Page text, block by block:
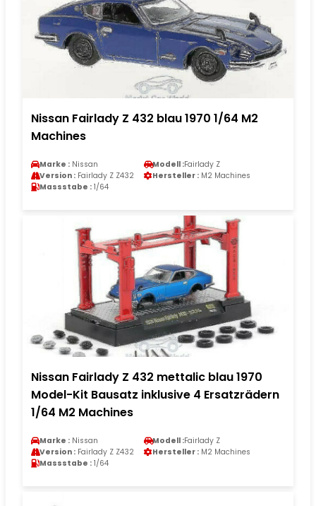
Nissan Fairlady Z 432 blau 1970 1/64 M2
Machines
Marke : Nissan Modell :Fairlady Z
Version : Fairlady Z Z432 Hersteller : M2 Machines
Massstabe : 1/64
Nissan Fairlady Z 432 mettalic blau 1970
Model-Kit Bausatz inklusive 4 Ersatzrädern
1/64 M2 Machines
Marke : Nissan Modell :Fairlady Z
Version : Fairlady Z Z432 Hersteller : M2 Machines
Massstabe : 1/64